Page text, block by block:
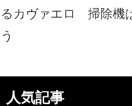
るカヴァエロ 掃除機
う
人気記事